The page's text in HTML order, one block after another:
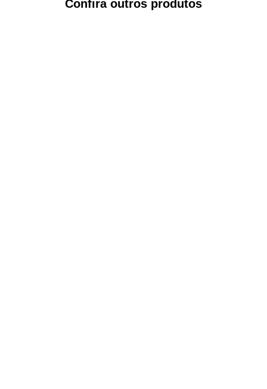
Confira outros produtos